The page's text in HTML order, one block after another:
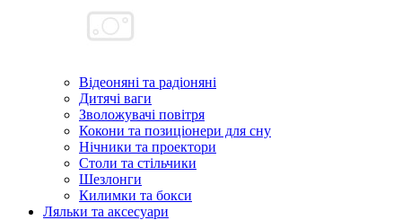
Відеоняні та радіоняні
Дитячі ваги
Зволожувачі повітря
Кокони та позиціонери для сну
Нічники та проектори
Столи та стільчики
Шезлонги
Килимки та бокси
Ляльки та аксесуари